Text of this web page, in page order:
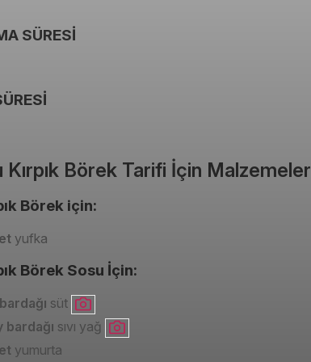
SÜRESİ
Kırpık Börek Tarifi İçin Malzemeler
Börek için:
yufka
Börek Sosu İçin:
süt
bardağı sıvı yağ
yumurta